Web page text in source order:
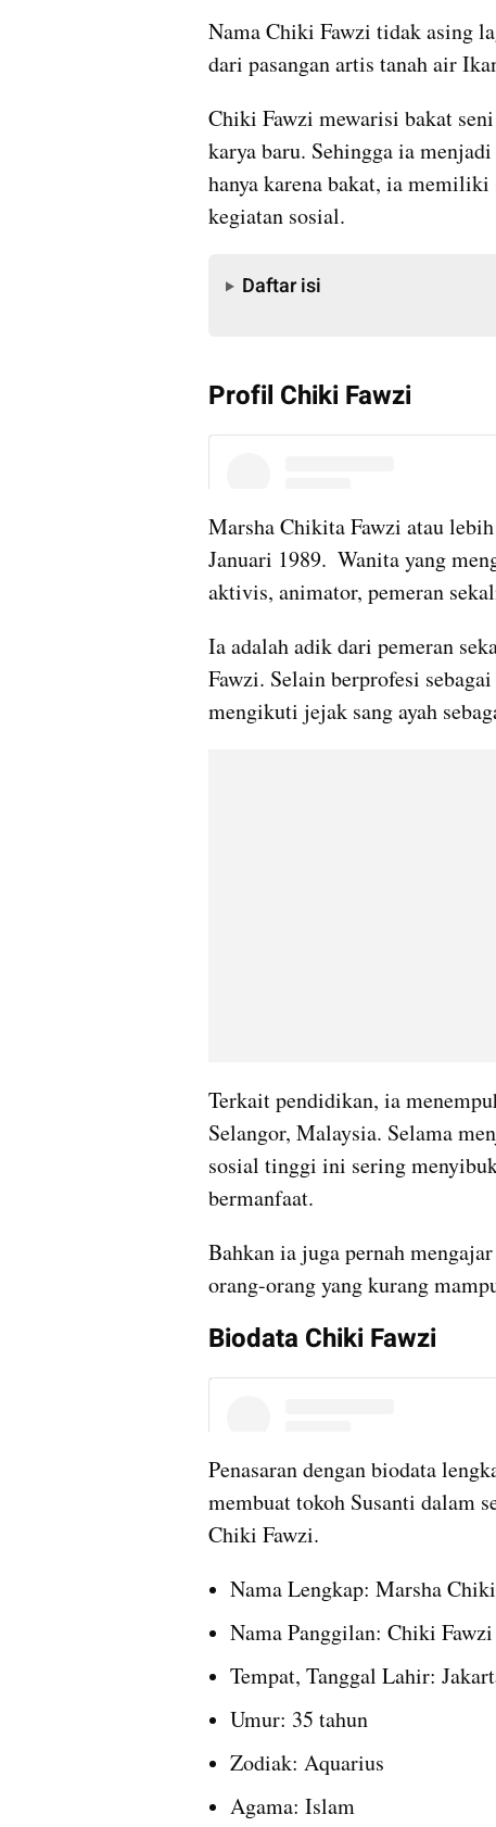
Nama Chiki Fawzi tidak asing
dari pasangan artis tanah air
Chiki Fawzi mewarisi bakat
karya baru. Sehingga ia
hanya karena bakat, ia
kegiatan sosial.
Daftar isi
Profil Chiki Fawzi
Marsha Chikita Fawzi atau
Januari 1989.  Wanita yang
aktivis, animator, pemeran
Ia adalah adik dari pemeran
Fawzi. Selain berprofesi
mengikuti jejak sang ayah
Terkait pendidikan, ia
Selangor, Malaysia. Selama
sosial tinggi ini sering
bermanfaat.
Bahkan ia juga pernah
orang-orang yang kurang
Biodata Chiki Fawzi
Penasaran dengan biodata
membuat tokoh Susanti dalam
Chiki Fawzi.
Nama Lengkap: Marsha
Nama Panggilan: Chiki Fawzi
Tempat, Tanggal Lahir:
Umur: 35 tahun
Zodiak: Aquarius
Agama: Islam